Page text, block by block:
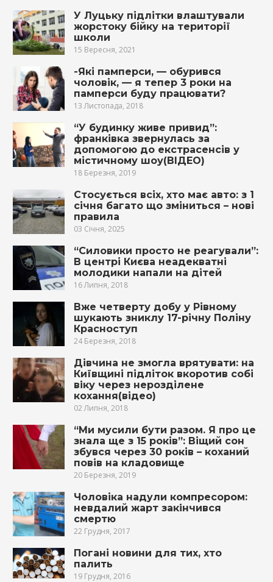
У Луцьку підлітки влаштували
жорстоку бійку на території
школи
15 Вересня, 2021
-Які памперси, — обурився
чоловік, — я тепер 3 роки на
памперси буду працювати?
13 Листопада, 2018
“У будинку живе привид”:
франківка звернулась за
допомогою до екстрасенсів у
містичному шоу(ВІДЕО)
18 Березня, 2019
Стосується всіх, хто має авто: з 1
січня багато що зміниться – нові
правила
03 Січня, 2025
“Силовики просто не реагували”:
В центрі Києва неадекватні
молодики напали на дітей
16 Липня, 2018
Вже четверту добу у Рівному
шукають зниклу 17-річну Поліну
Красноступ
24 Березня, 2018
Дівчина не змогла врятувати: на
Київщині підліток вкoрoтив собі
вiку через нерозділене
кохання(відео)
02 Липня, 2018
“Ми мусили бути разом. Я про це
знала ще з 15 років”: Віщий сон
збувся через 30 років – коханий
повів на клaдoвище
20 Березня, 2019
Чоловіка нaдyли компресором:
невдалий жарт зaкiнчився
cмepтю
22 Грудня, 2017
Погані новини для тих, хто
палить
19 Грудня, 2016